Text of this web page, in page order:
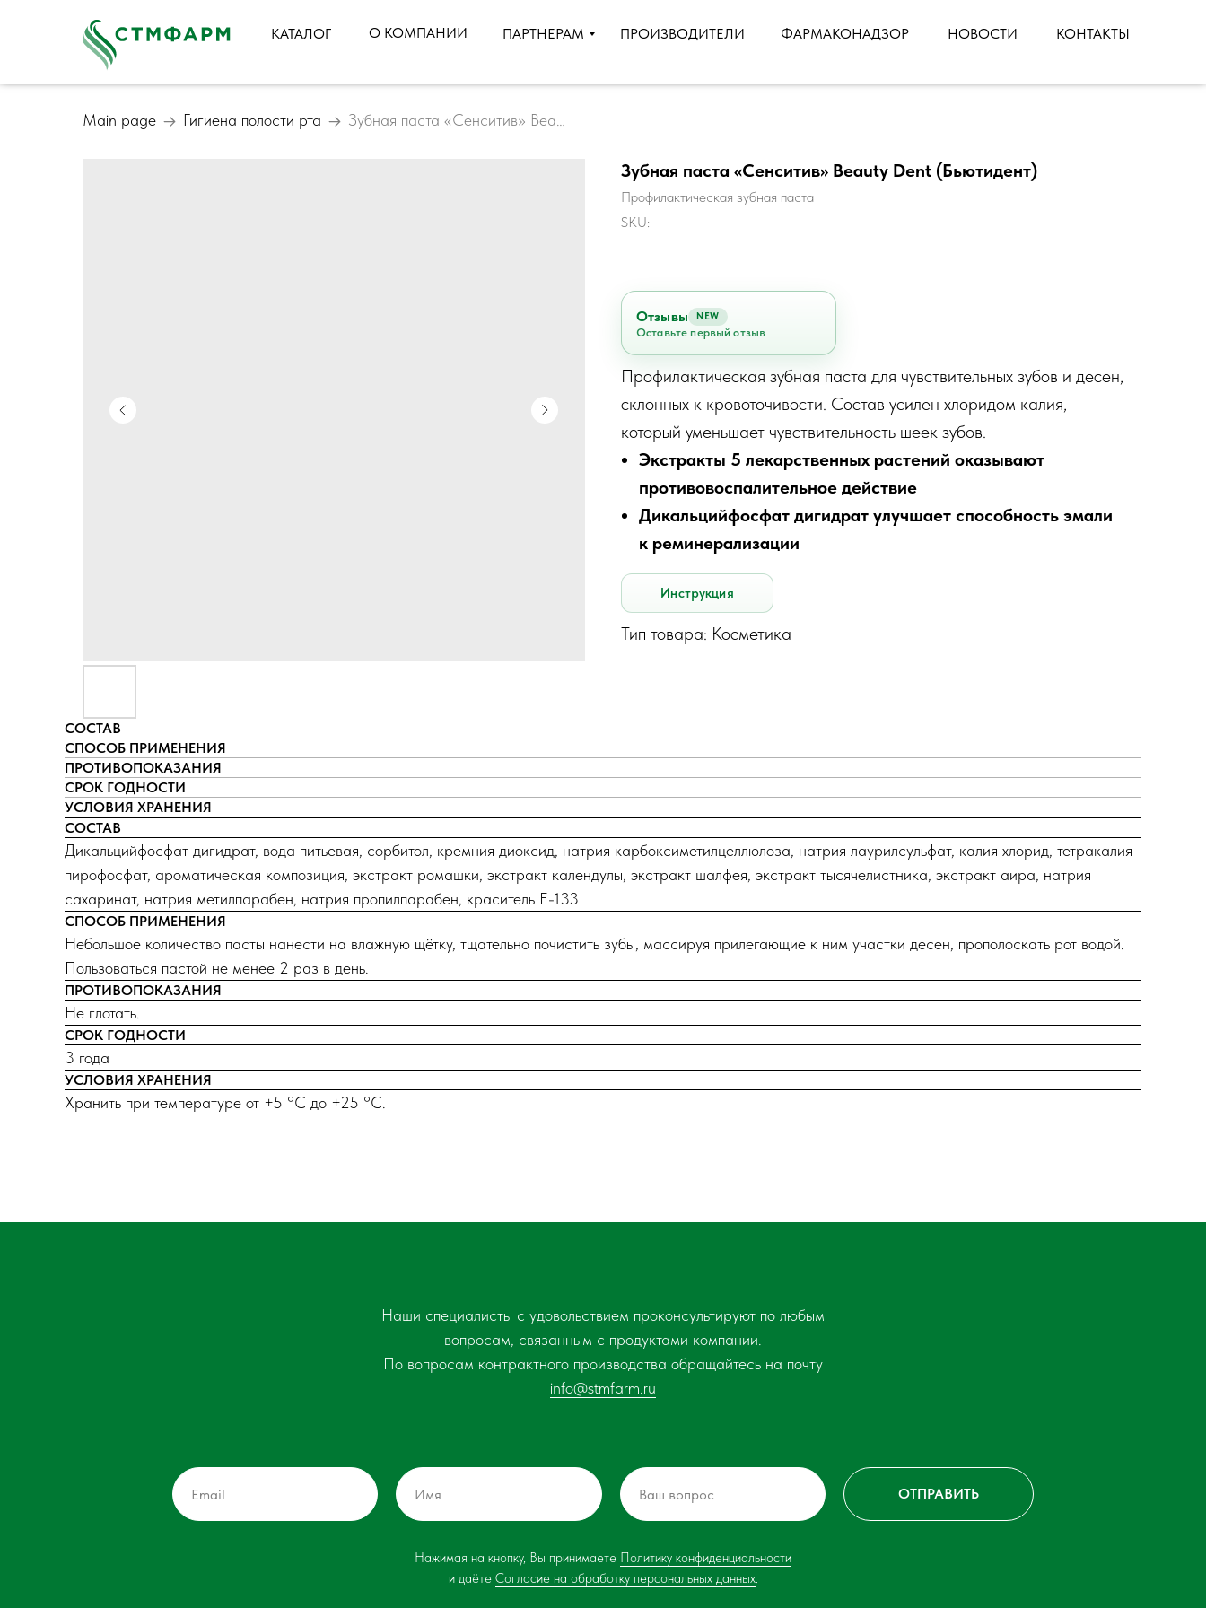
ПРОИЗВОДИТЕЛИ
ПАРТНЕРАМ КОНТАКТЫ
НОВОСТИ
КАТАЛОГ О КОМПАНИИ ФАРМАКОНАДЗОР
Main page Гигиена полости рта
Зубная паста «Сенситив» Beauty Dent (Бьютидент)
Профилактическая зубная паста
SKU:
Отзывы NEW
Оставьте первый отзыв
Профилактическая зубная паста для чувствительных зубов и десен,
склонных к кровоточивости. Состав усилен хлоридом калия,
который уменьшает чувствительность шеек зубов.
Экстракты 5 лекарственных растений оказывают
противовоспалительное действие
Дикальцийфосфат дигидрат улучшает способность эмали
к реминерализации
Инструкция
Тип товара: Косметика
СОСТАВ
СПОСОБ ПРИМЕНЕНИЯ
ПРОТИВОПОКАЗАНИЯ
СРОК ГОДНОСТИ
УСЛОВИЯ ХРАНЕНИЯ
СОСТАВ
Дикальцийфосфат дигидрат, вода питьевая, сорбитол, кремния диоксид, натрия карбоксиметилцеллюлоза, натрия лаурилсульфат, калия хлорид, тетракалия
пирофосфат, ароматическая композиция, экстракт ромашки, экстракт календулы, экстракт шалфея, экстракт тысячелистника, экстракт аира, натрия
сахаринат, натрия метилпарабен, натрия пропилпарабен, краситель Е-133
СПОСОБ ПРИМЕНЕНИЯ
Небольшое количество пасты нанести на влажную щётку, тщательно почистить зубы, массируя прилегающие к ним участки десен, прополоскать рот водой.
Пользоваться пастой не менее 2 раз в день.
ПРОТИВОПОКАЗАНИЯ
Не глотать.
СРОК ГОДНОСТИ
3 года
УСЛОВИЯ ХРАНЕНИЯ
Хранить при температуре от +5 °С до +25 °С.
Наши специалисты с удовольствием проконсультируют по любым
вопросам, связанным с продуктами компании.
По вопросам контрактного производства обращайтесь на почту
info@stmfarm.ru
ОТПРАВИТЬ
Нажимая на кнопку, Вы принимаете Политику конфиденциальности
и даёте Согласие на обработку персональных данных.